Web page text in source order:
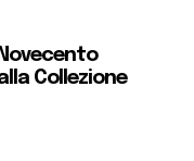
Collezione